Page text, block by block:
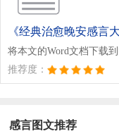
《经典治愈晚安感言
将本文的Word文档下载
推荐度：
感言图文推荐